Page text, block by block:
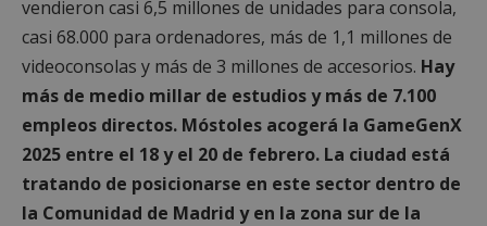
vendieron casi 6,5 millones de unidades para consola,
casi 68.000 para ordenadores, más de 1,1 millones de
videoconsolas y más de 3 millones de accesorios. Hay
más de medio millar de estudios y más de 7.100
empleos directos. Móstoles acogerá la GameGenX
2025 entre el 18 y el 20 de febrero. La ciudad está
tratando de posicionarse en este sector dentro de
la Comunidad de Madrid y en la zona sur de la